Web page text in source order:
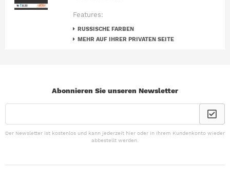
Features:
RUSSISCHE FARBEN
MEHR AUF IHRER PRIVATEN SEITE
Abonnieren Sie unseren Newsletter
Der Newsletter ist kostenlos und kann jederzeit hier oder in Ihrem Kundenkonto wieder
abbestellt werden.